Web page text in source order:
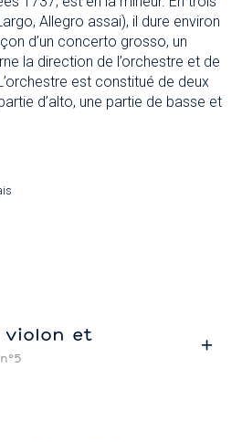
Allegro assai), il dure environ
d’un concerto grosso, un
la direction de l’orchestre et de
est constitué de deux
d’alto, une partie de basse et
et